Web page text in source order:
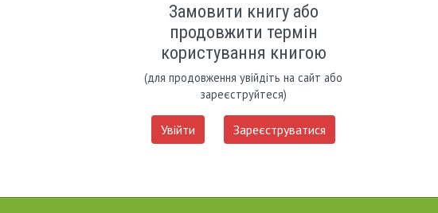
Замовити книгу або
продовжити термін
користування книгою
(для продовження увійдіть на сайт або
зареєструйтеся)
Увійти Зареєструватися